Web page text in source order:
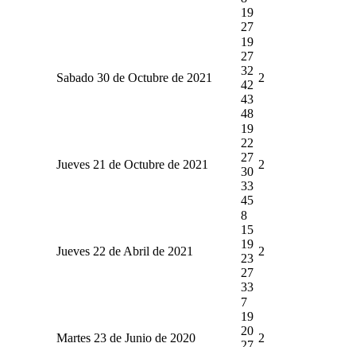
19
27
Sabado 30 de Octubre de 2021
19
27
32
42
43
48
2
Jueves 21 de Octubre de 2021
19
22
27
30
33
45
2
Jueves 22 de Abril de 2021
8
15
19
23
27
33
2
Martes 23 de Junio de 2020
7
19
20
2